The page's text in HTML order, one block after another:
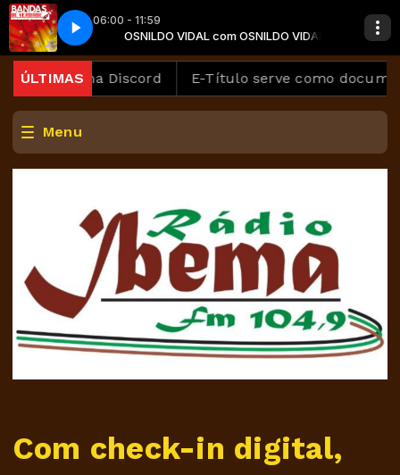
06:00 - 11:59
VIDAL OSNILDO VIDAL com OSNILDO VIDAL
Brilha Som 01 Pra Que Te Quero Cora��o Brilha Som
ÚLTIMASDiscord E-Título serve como documento
Menu
Com check-in digital,